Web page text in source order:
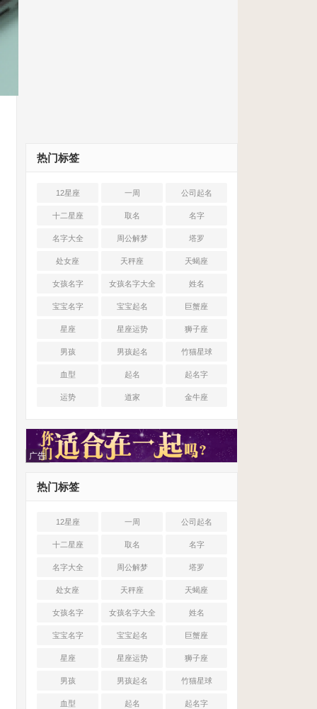
热门标签
12星座 一周 公司起名
十二星座 取名 名字
名字大全 周公解梦 塔罗
处女座 天秤座 天蝎座
女孩名字 女孩名字大全 姓名
宝宝名字 宝宝起名 巨蟹座
星座 星座运势 狮子座
男孩 男孩起名 竹猫星球
血型 起名 起名字
运势 道家 金牛座
广告
热门标签
12星座 一周 公司起名
十二星座 取名 名字
名字大全 周公解梦 塔罗
处女座 天秤座 天蝎座
女孩名字 女孩名字大全 姓名
宝宝名字 宝宝起名 巨蟹座
星座 星座运势 狮子座
男孩 男孩起名 竹猫星球
血型 起名 起名字